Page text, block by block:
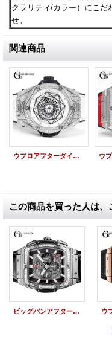
クラリティ/カラー）にこだ
せ。
関連商品
ウブロアフターダイヤ ビッグバン ウニコ サンブルー チタニウム 世界限定200本
この商品を買った人は
ビッグバンアフターダイヤ | スピリット オブ ビッグバン 601.NX.0173.LR HUBLOT時計